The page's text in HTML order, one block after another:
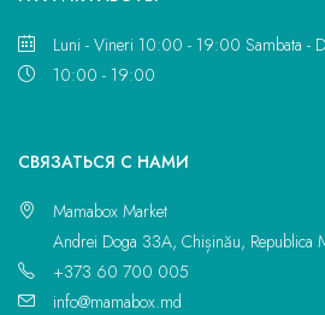
Luni - Vineri 10:00 - 19:00 Sambata -
10:00 - 19:00
CВЯЗАТЬСЯ С НАМИ
Mamabox Market
Andrei Doga 33A, Chișinău, Republica
+373 60 700 005
info@mamabox.md